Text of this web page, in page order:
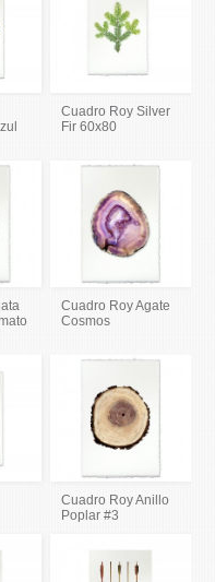
Cuadro Roy Silver
Fir 60x80
Cuadro Roy Agate
Cosmos
Cuadro Roy Anillo
Poplar #3